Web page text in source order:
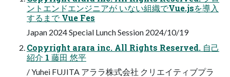
ントエンドエンジニアが いない組織でVue.jsを導入
するまで Vue Fes
Japan 2024 Special Lunch Session 2024/10/19
Copyright arara inc. All Rights Reserved. 自己
紹介 1 藤田 悠平
/ Yuhei FUJITA アララ株式会社 クリエイティブプラ